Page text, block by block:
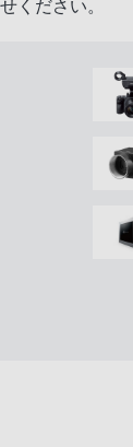
ください。